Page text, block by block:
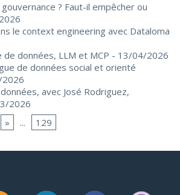
? Faut-il empêcher ou
le context engineering avec Dataloma
de données, LLM et MCP - 13/04/2026
de données social et orienté
avec José Rodriguez,
2026
» ... 129